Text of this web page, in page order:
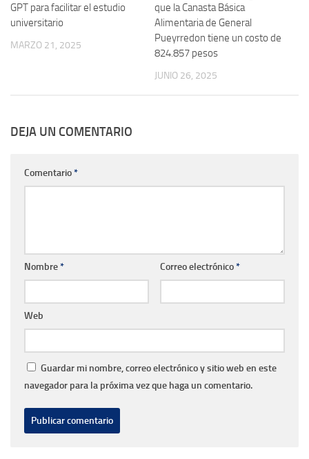
GPT para facilitar el estudio
universitario
MARZO 21, 2025
que la Canasta Básica
Alimentaria de General
Pueyrredon tiene un costo de
824.857 pesos
JUNIO 26, 2025
DEJA UN COMENTARIO
Comentario*
Nombre* Correo electrónico*
Web
Guardar mi nombre, correo electrónico y sitio web en este
navegador para la próxima vez que haga un comentario.